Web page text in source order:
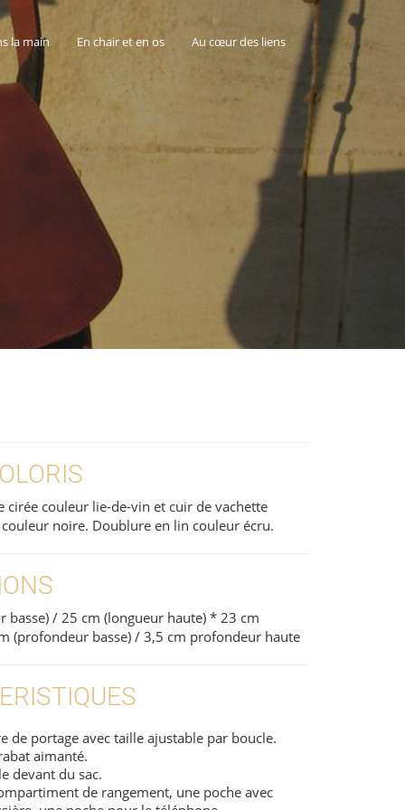
la main En chair et en os Au cœur des liens
cirée couleur lie-de-vin et cuir de vachette
noire. Doublure en lin couleur écru.
basse) / 25 cm (longueur haute) * 23 cm
(profondeur basse) / 3,5 cm profondeur haute
de portage avec taille ajustable par boucle.
aimanté.
devant du sac.
de rangement, une poche avec